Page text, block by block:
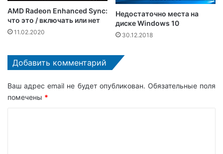
AMD Radeon Enhanced Sync:
что это / включать или нет
11.02.2020
Недостаточно места на
диске Windows 10
30.12.2018
Добавить комментарий
Ваш адрес email не будет опубликован. Обязательные поля
помечены *